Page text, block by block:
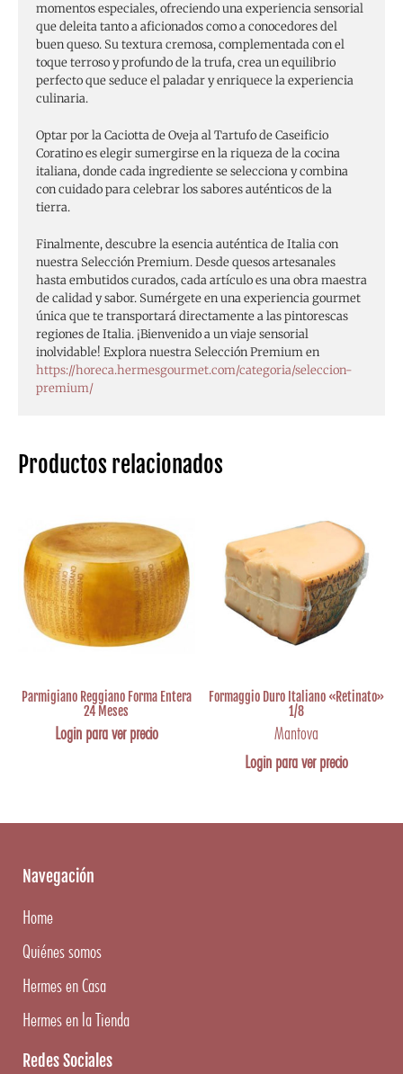
Productos relacionados
Parmigiano Reggiano Forma Entera
24 Meses
Login para ver precio
Formaggio Duro Italiano «Retinato»
1/8
Mantova
Login para ver precio
momentos especiales, ofreciendo una experiencia sensorial
que deleita tanto a aficionados como a conocedores del
buen queso. Su textura cremosa, complementada con el
toque terroso y profundo de la trufa, crea un equilibrio
perfecto que seduce el paladar y enriquece la experiencia
culinaria.
Optar por la Caciotta de Oveja al Tartufo de Caseificio
Coratino es elegir sumergirse en la riqueza de la cocina
italiana, donde cada ingrediente se selecciona y combina
con cuidado para celebrar los sabores auténticos de la
tierra.
Finalmente, descubre la esencia auténtica de Italia con
nuestra Selección Premium. Desde quesos artesanales
hasta embutidos curados, cada artículo es una obra maestra
de calidad y sabor. Sumérgete en una experiencia gourmet
única que te transportará directamente a las pintorescas
regiones de Italia. ¡Bienvenido a un viaje sensorial
inolvidable! Explora nuestra Selección Premium en
https://horeca.hermesgourmet.com/categoria/seleccion-
premium/
Navegación
Home
Quiénes somos
Hermes en Casa
Hermes en la Tienda
Redes Sociales